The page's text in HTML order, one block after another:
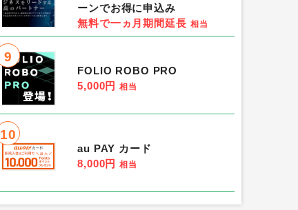
ーンでお得に申込み
無料で一ヵ月期間延長 相当
9
FOLIO ROBO PRO
5,000円 相当
10
au PAY カード
8,000円 相当